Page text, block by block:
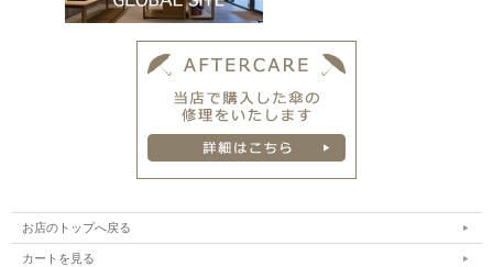
お店のトップへ戻る
カートを見る